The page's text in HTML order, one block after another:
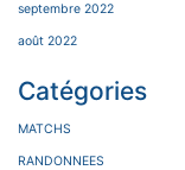
septembre 2022
août 2022
Catégories
MATCHS
RANDONNEES